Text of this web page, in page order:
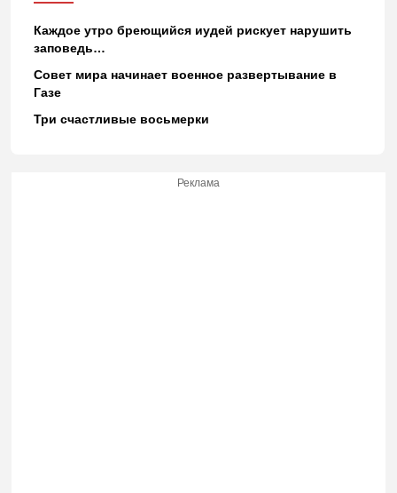
Каждое утро бреющийся иудей рискует нарушить
заповедь…
Совет мира начинает военное развертывание в
Газе
Три счастливые восьмерки
Реклама